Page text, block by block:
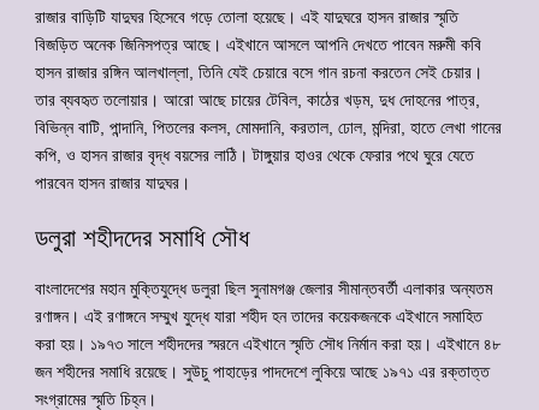
রাজার বাড়িটি যাদুঘর হিসেবে গড়ে তোলা হয়েছে। এই যাদুঘরে হাসন রাজার স্মৃতি
বিজড়িত অনেক জিনিসপত্র আছে। এইখানে আসলে আপনি দেখতে পাবেন মরুমী কবি
হাসন রাজার রঙ্গিন আলখাল্লা, তিনি যেই চেয়ারে বসে গান রচনা করতেন সেই চেয়ার।
তার ব্যবহৃত তলোয়ার। আরো আছে চায়ের টেবিল, কাঠের খড়ম, দুধ দোহনের পাত্র,
বিভিন্ন বাটি, পান্দানি, পিতলের কলস, মোমদানি, করতাল, ঢোল, মন্দিরা, হাতে লেখা গানের
কপি, ও হাসন রাজার বৃদ্ধ বয়সের লাঠি। টাঙ্গুয়ার হাওর থেকে ফেরার পথে ঘুরে যেতে
পারবেন হাসন রাজার যাদুঘর।
ডলুরা শহীদদের সমাধি সৌধ
বাংলাদেশের মহান মুক্তিযুদ্ধে ডলুরা ছিল সুনামগঞ্জ জেলার সীমান্তবর্তী এলাকার অন্যতম
রণাঙ্গন। এই রণাঙ্গনে সম্মুখ যুদ্ধে যারা শহীদ হন তাদের কয়েকজনকে এইখানে সমাহিত
করা হয়। ১৯৭৩ সালে শহীদদের স্মরনে এইখানে স্মৃতি সৌধ নির্মান করা হয়। এইখানে ৪৮
জন শহীদের সমাধি রয়েছে। সুউচু পাহাড়ের পাদদেশে লুকিয়ে আছে ১৯৭১ এর রক্তাত্ত
সংগ্রামের স্মৃতি চিহ্ন।